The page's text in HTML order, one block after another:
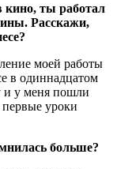
кино, ты работал
Расскажи,
моей работы
в одиннадцатом
и у меня пошли
уроки
больше?